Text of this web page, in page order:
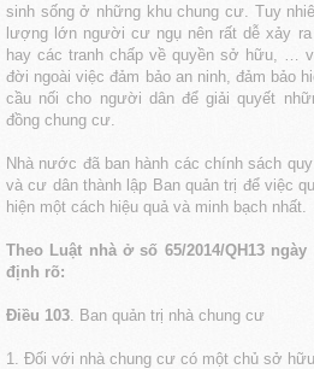
sinh sống ở những khu chung cư. Tuy
lượng lớn người cư ngụ nên rất dễ xảy
hay các tranh chấp về quyền sở hữu, …
đời ngoài việc đảm bảo an ninh, đảm bảo
cầu nối cho người dân để giải quyết
đồng chung cư.
Nhà nước đã ban hành các chính sách
và cư dân thành lập Ban quản trị để việc
hiện một cách hiệu quả và minh bạch nhất.
Theo Luật nhà ở số 65/2014/QH13
định rõ:
Điều 103 . Ban quản trị nhà chung cư
1. Đối với nhà chung cư có một chủ sở